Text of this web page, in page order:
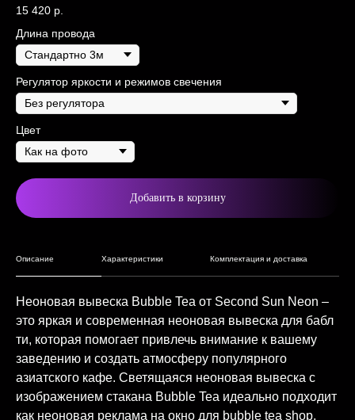
15 420 р.
Длина провода
Регулятор яркости и режимов свечения
Цвет
Добавить в корзину
Описание Характеристики Комплектация и доставка
Неоновая вывеска Bubble Tea от Second Sun Neon –
это яркая и современная неоновая вывеска для бабл
ти, которая помогает привлечь внимание к вашему
заведению и создать атмосферу популярного
азиатского кафе. Светящаяся неоновая вывеска с
изображением стакана Bubble Tea идеально подходит
как неоновая реклама на окно для bubble tea shop,